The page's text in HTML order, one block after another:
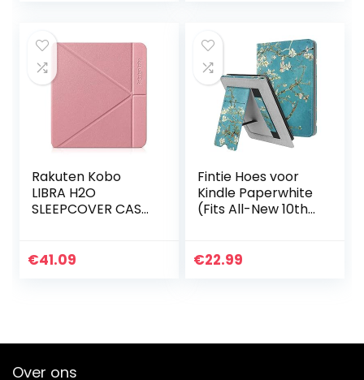
abrikoos bloem
Rakuten Kobo
LIBRA H2O
SLEEPCOVER CASE
17,8 cm (7″)
€41.09
Fintie Hoes voor
Kindle Paperwhite
(Fits All-New 10th
Generations) –
€22.99
Over ons